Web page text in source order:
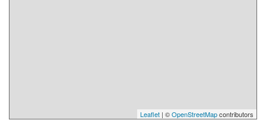
Leaflet | ©OpenStreetMapcontributors